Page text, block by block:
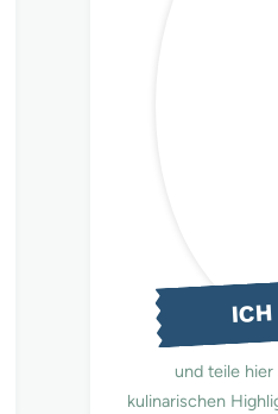
und teile hier
kulinarischen